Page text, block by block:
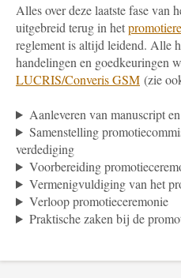
Alles over deze laatste fase van
uitgebreid terug in het
reglement is altijd leidend. Alle
handelingen en goedkeuringen
LUCRIS/Converis GSM (zie
Aanleveren van manuscript
Samenstelling
verdediging
Voorbereiding
Vermenigvuldiging van het
Verloop promotieceremonie
Praktische zaken bij de